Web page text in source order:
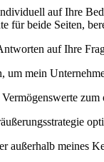
auf Ihre
für beide Seiten,
auf Ihre
um mein
zum
außerhalb meines